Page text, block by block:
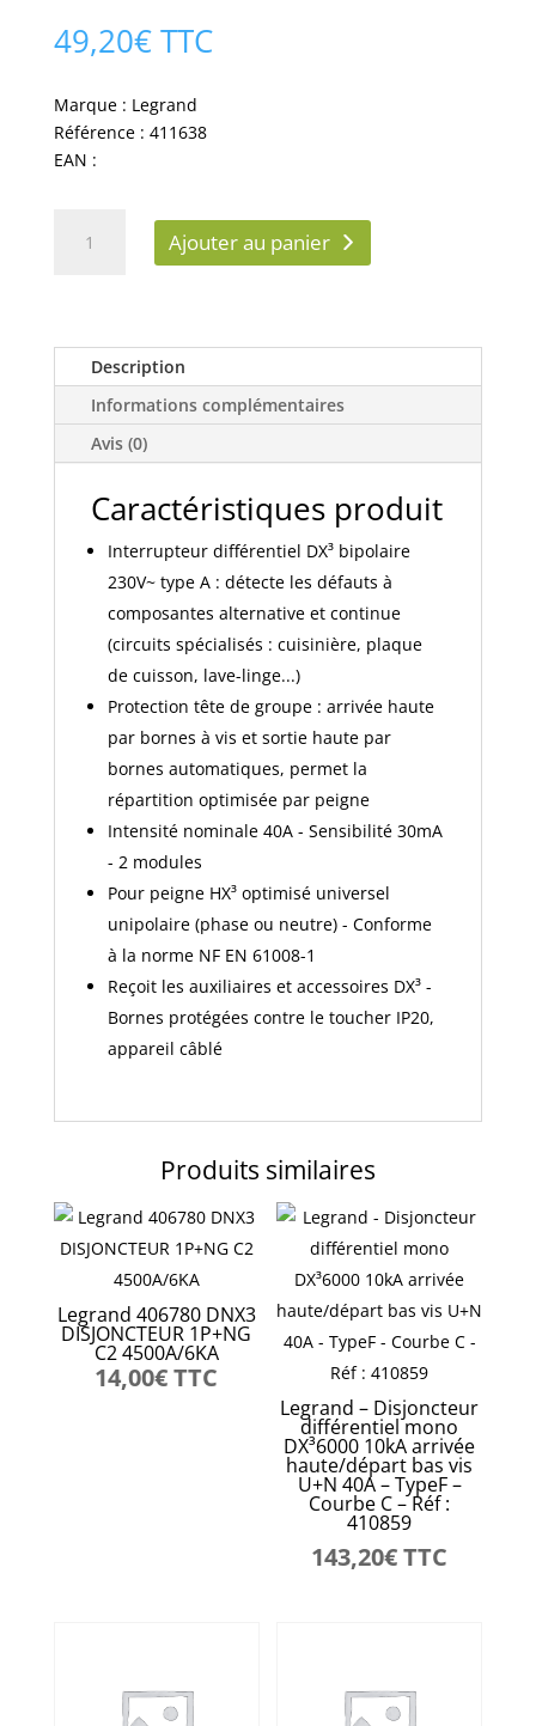
49,20€ TTC
Marque : Legrand
Référence : 411638
EAN :
arrivée
vis
départ
haut
automatique
modules
411638
Ajouter au panier
Description
Informations complémentaires
Avis (0)
Caractéristiques produit
Interrupteur différentiel DX³ bipolaire
230V~ type A : détecte les défauts à
composantes alternative et continue
(circuits spécialisés : cuisinière, plaque
de cuisson, lave-linge...)
Protection tête de groupe : arrivée haute
par bornes à vis et sortie haute par
bornes automatiques, permet la
répartition optimisée par peigne
Intensité nominale 40A - Sensibilité 30mA
- 2 modules
Pour peigne HX³ optimisé universel
unipolaire (phase ou neutre) - Conforme
à la norme NF EN 61008-1
Reçoit les auxiliaires et accessoires DX³ -
Bornes protégées contre le toucher IP20,
appareil câblé
Produits similaires
Legrand 406780 DNX3
DISJONCTEUR 1P+NG
C2 4500A/6KA
14,00€TTC
Legrand – Disjoncteur
différentiel mono
DX³6000 10kA arrivée
haute/départ bas vis
U+N 40A – TypeF –
Courbe C – Réf :
410859
143,20€TTC